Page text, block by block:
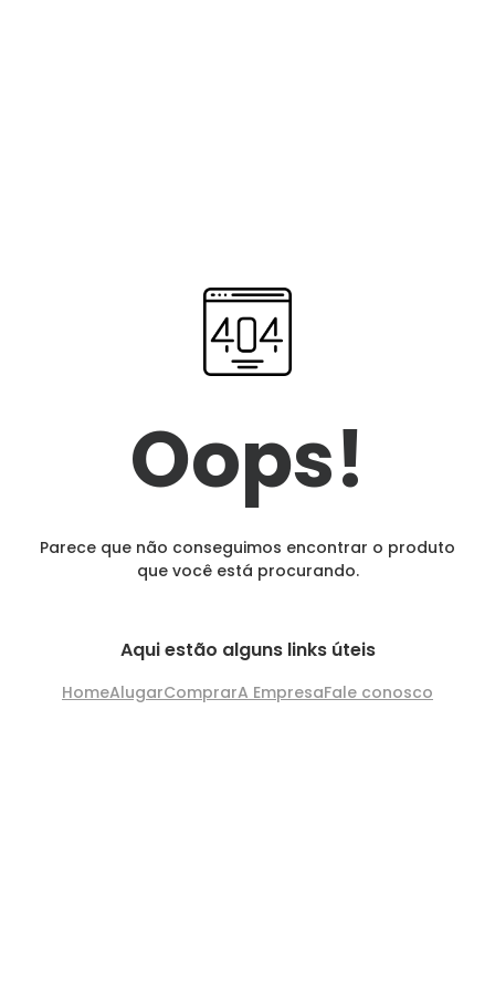
Oops!
Parece que não conseguimos encontrar o produto
que você está procurando.
Aqui estão alguns links úteis
HomeAlugarComprarA EmpresaFale conosco